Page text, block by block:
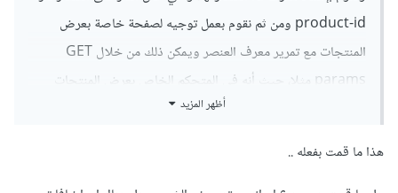
product-id ومن ثم نقوم بعمل توجيه لصفحة خاصة بعرض
المنتجات مع تمرير معرف العنصر ويمكن ذلك من خلال GET
params مثلا، حيث أنه في المتحكم الخاص بعرض المنتجات
نستعلم حسب id الممرر بعمل استعلام لقاعدة البيانات ثم نحقن
أظهر المزيد
هذا ما قمت بفعله ..